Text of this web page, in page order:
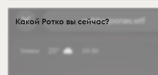
Какой Ротко вы сейчас?